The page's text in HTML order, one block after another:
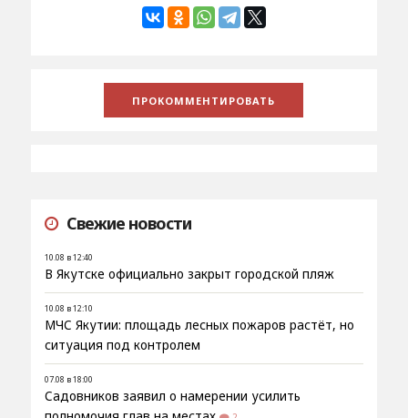
Свежие новости
10.08 в 12:40
В Якутске официально закрыт городской пляж
10.08 в 12:10
МЧС Якутии: площадь лесных пожаров растёт, но
ситуация под контролем
07.08 в 18:00
Садовников заявил о намерении усилить